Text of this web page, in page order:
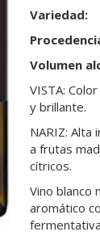
Variedad:
Volumen
VISTA:
y brillante.
NARIZ: Alta
a frutas
cítricos.
Vino blanco
aromático